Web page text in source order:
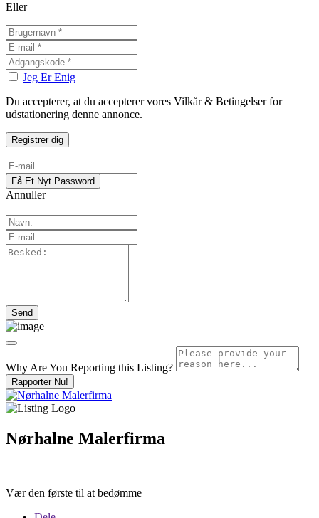
Eller
Jeg Er Enig
Du accepterer, at du accepterer vores Vilkår & Betingelser for
udstationering denne annonce.
Annuller
Why Are You Reporting this Listing?
Rapporter Nu!
Nørhalne Malerfirma
Vær den første til at bedømme